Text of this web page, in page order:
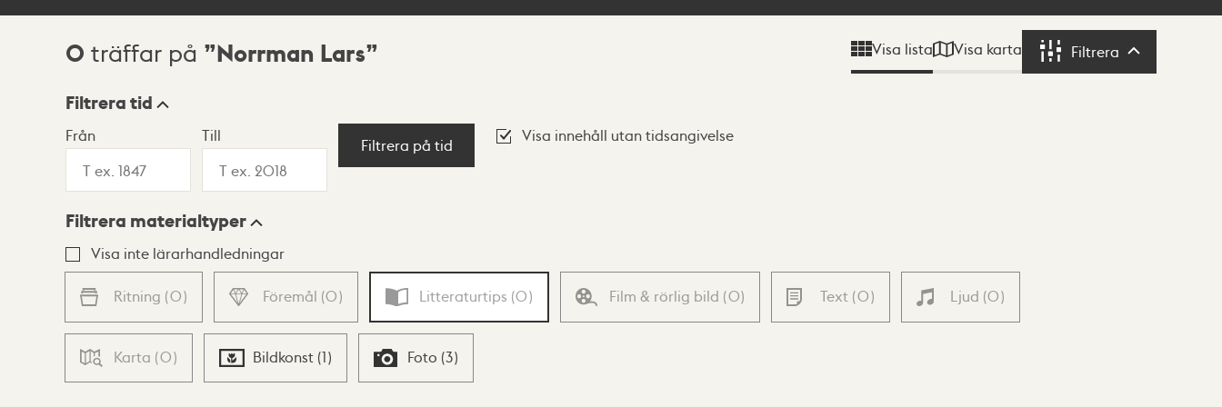
Sökresultat
0 träffar på Norrman Lars Visa lista Visa karta Filtrera Filtrera
Visningsläge
Lista Karta
Filtrera tid
Från Till
Filtrera på tid
Visa innehåll utan tidsangivelse
Filtrera materialtyper
Visa inte lärarhandledningar
Ritning (0) Föremål (0) Litteraturtips (0) Film & rörlig bild (0) Text (0) Ljud (0)
Karta (0) Bildkonst (1) Foto (3)